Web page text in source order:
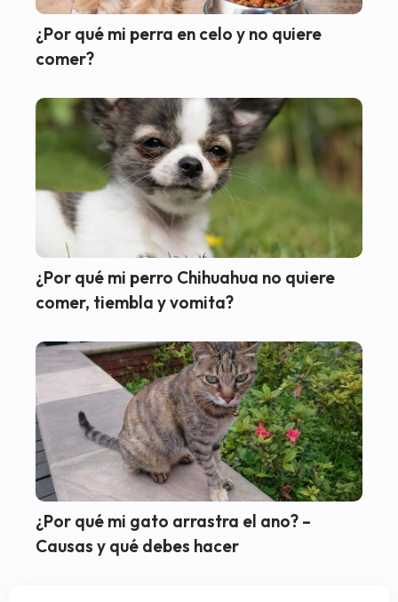
¿Por qué mi perra en celo y no quiere
comer?
¿Por qué mi perro Chihuahua no quiere
comer, tiembla y vomita?
¿Por qué mi gato arrastra el ano? –
Causas y qué debes hacer